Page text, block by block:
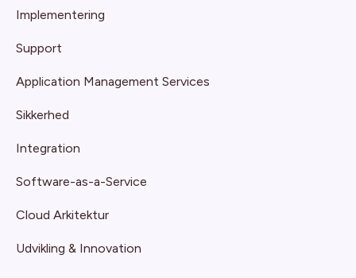
Implementering
Support
Application Management Services
Sikkerhed
Integration
Software-as-a-Service
Cloud Arkitektur
Udvikling & Innovation